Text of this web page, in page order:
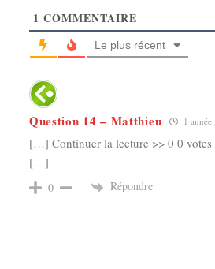
1 COMMENTAIRE
Le plus récent
Question 14 – Matthieu 1
[…] Continuer la lecture >> 0 0
[…]
0 Répondre